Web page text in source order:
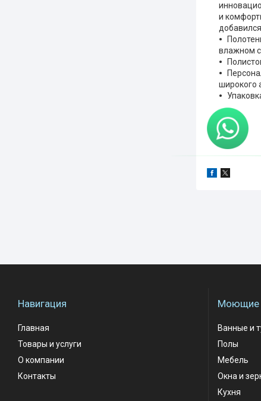
и
влажном
широкого
Навигация
Главная
Товары и услуги
О компании
Контакты
Моющие
Ванные и
Полы
Мебель
Окна и
Кухня